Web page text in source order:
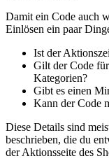
Damit ein Code auch
Einlösen ein paar
Ist der
Gilt der Code
Kategorien?
Gibt es einen
Kann der Code
Diese Details sind
beschrieben, die du
der Aktionsseite des